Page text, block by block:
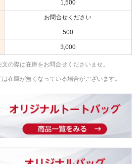
1,500
お問合せください
500
3,000
の際は在庫をお問合せくださいませ。
在庫が無くなっている場合がございます。